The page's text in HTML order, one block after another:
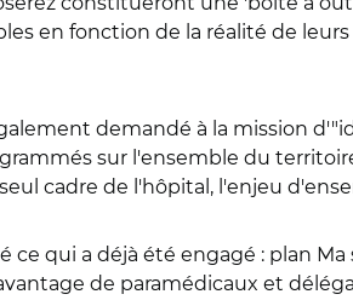
en fonction de la réalité de
demandé à la mission
sur l'ensemble du
cadre de l'hôpital, l'enjeu
ce qui a déjà été engagé : plan
de paramédicaux et